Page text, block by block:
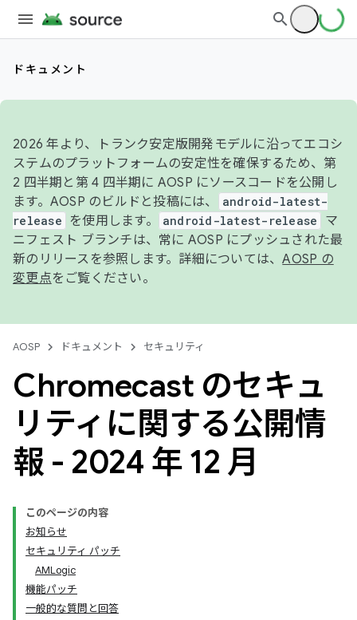
ドキュメント
2026 年より、トランク安定版開発モデルに沿ってエコシ
ステムのプラットフォームの安定性を確保するため、第
2 四半期と第 4 四半期に AOSP にソースコードを公開し
ます。AOSP のビルドと投稿には、
android-latest-
release
を使用します。 android-latest-release
マ
ニフェスト ブランチは、常に AOSP にプッシュされた最
新のリリースを参照します。詳細については、AOSP の
変更点をご覧ください。
AOSP ドキュメント セキュリティ
Chromecast のセキュ
リティに関する公開情
報 - 2024 年 12 月
このページの内容
お知らせ
セキュリティ パッチ
AMLogic
機能パッチ
一般的な質問と回答